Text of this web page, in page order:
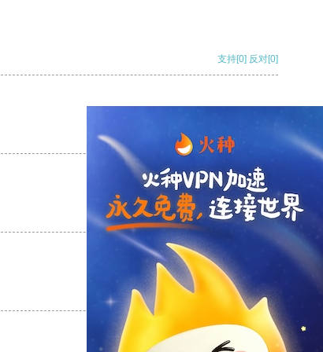
支持[0] 反对[0]
支持
支持[0] 反对[0]
支持[0] 反对[0]